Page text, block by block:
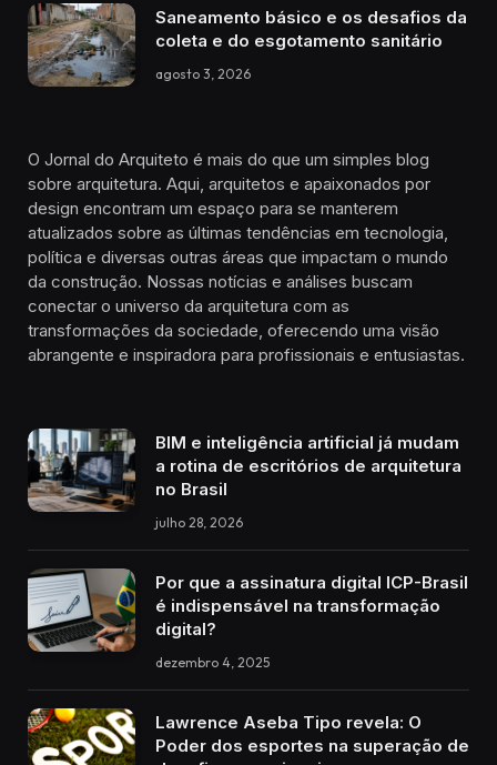
Saneamento básico e os desafios da
coleta e do esgotamento sanitário
agosto 3, 2026
O Jornal do Arquiteto é mais do que um simples blog
sobre arquitetura. Aqui, arquitetos e apaixonados por
design encontram um espaço para se manterem
atualizados sobre as últimas tendências em tecnologia,
política e diversas outras áreas que impactam o mundo
da construção. Nossas notícias e análises buscam
conectar o universo da arquitetura com as
transformações da sociedade, oferecendo uma visão
abrangente e inspiradora para profissionais e entusiastas.
BIM e inteligência artificial já mudam
a rotina de escritórios de arquitetura
no Brasil
julho 28, 2026
Por que a assinatura digital ICP-Brasil
é indispensável na transformação
digital?
dezembro 4, 2025
Lawrence Aseba Tipo revela: O
Poder dos esportes na superação de